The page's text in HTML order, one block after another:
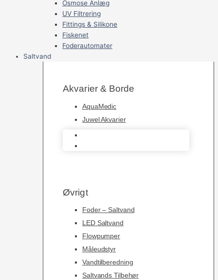
Osmose Anlæg
UV Filtrering
Fittings & Silikone
Fiskenet
Foderautomater
Saltvand
Akvarier & Borde
AquaMedic
Juwel Akvarier
Øvrigt
Foder – Saltvand
LED Saltvand
Flowpumper
Måleudstyr
Vandtilberedning
Saltvands Tilbehør